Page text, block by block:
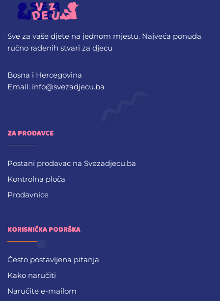
Sve za vaše djete na jednom mjestu. Najveća ponuda
ručno rađenih stvari za djecu
Bosna i Hercegovina
Email: info@svezadjecu.ba
ZA PRODAVCE
Postani prodavac na Svezadjecu.ba
Kontrolna ploča
Prodavnice
KORISNIČKA PODRŠKA
Često postavljena pitanja
Kako naručiti
Naručite e-mailom